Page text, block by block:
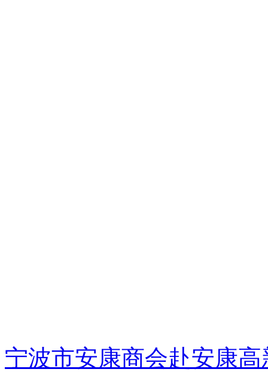
宁波市安康商会赴安康